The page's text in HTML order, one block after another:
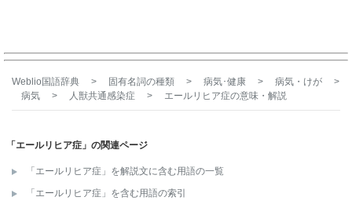
Weblio国語辞典 > 固有名詞の種類 > 病気･健康 > 病気・けが
>
病気
> 人獣共通感染症 > エールリヒア症の意味・解説
「エールリヒア症」の関連ページ
「エールリヒア症」を解説文に含む用語の一覧
「エールリヒア症」を含む用語の索引